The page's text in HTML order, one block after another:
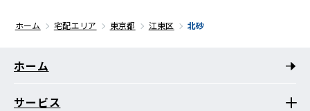
ホーム 宅配エリア 東京都 江東区 北砂
ホーム
サービス